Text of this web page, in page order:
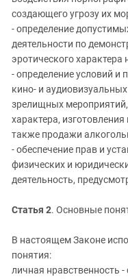
создающего угрозу их
- определение
деятельности по
эротического характера
- определение условий и
кино- и
зрелищных
характера,
также продажи
- обеспечение прав и
физических и
деятельность,
Статья 2. Основные
В настоящем Законе
понятия:
личная нравственность